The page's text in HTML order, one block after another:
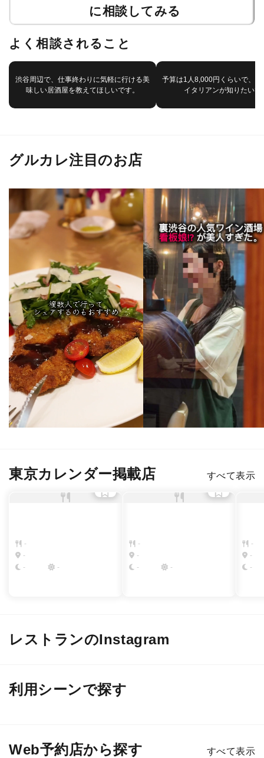
に相談してみる
よく相談されること
渋谷周辺で、仕事終わりに気軽に行ける美
味しい居酒屋を教えてほしいです。
予算は1人8,000円くらいで、コ
イタリアンが知りたいで
グルカレ注目のお店
東京カレンダー掲載店 すべて表示
-
-
-
-
-
-
-
-
-
-
-
レストランのInstagram
@ norc.jiyugaoka @ bar36thirtysix
利用シーンで探す
Web予約店から探す すべて表示